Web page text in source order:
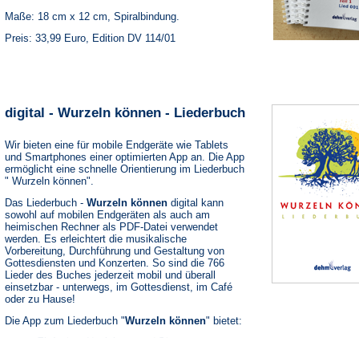
Maße: 18 cm x 12 cm, Spiralbindung.
Preis: 33,99 Euro, Edition DV 114/01
digital - Wurzeln können - Liederbuch
Wir bieten eine für mobile Endgeräte wie Tablets
und Smartphones einer optimierten App an. Die App
ermöglicht eine schnelle Orientierung im Liederbuch
" Wurzeln können".
Das Liederbuch - Wurzeln können digital kann
sowohl auf mobilen Endgeräten als auch am
heimischen Rechner als PDF-Datei verwendet
werden. Es erleichtert die musikalische
Vorbereitung, Durchführung und Gestaltung von
Gottesdiensten und Konzerten. So sind die 766
Lieder des Buches jederzeit mobil und überall
einsetzbar - unterwegs, im Gottesdienst, im Café
oder zu Hause!
Die App zum Liederbuch "Wurzeln können" bietet: